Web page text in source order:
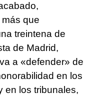
que
treintena de
de Madrid,
a «defender» de
en los
en los tribunales,